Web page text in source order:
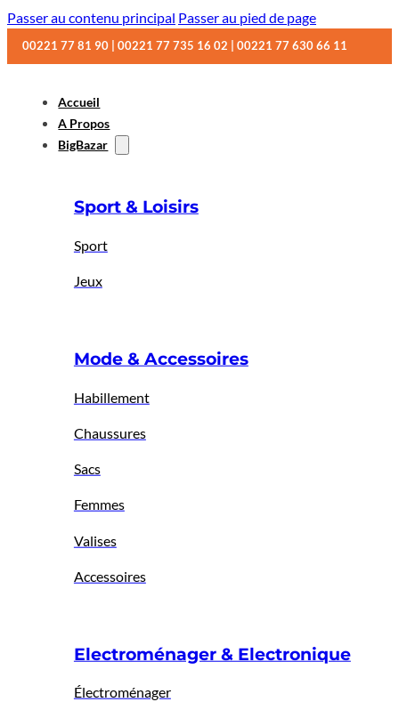
Passer au contenu principal Passer au pied de page
00221 77 81 90 | 00221 77 735 16 02 | 00221 77 630 66 11
Accueil
A Propos
BigBazar
Sport & Loisirs
Sport
Jeux
Mode & Accessoires
Habillement
Chaussures
Sacs
Femmes
Valises
Accessoires
Electroménager & Electronique
Électroménager